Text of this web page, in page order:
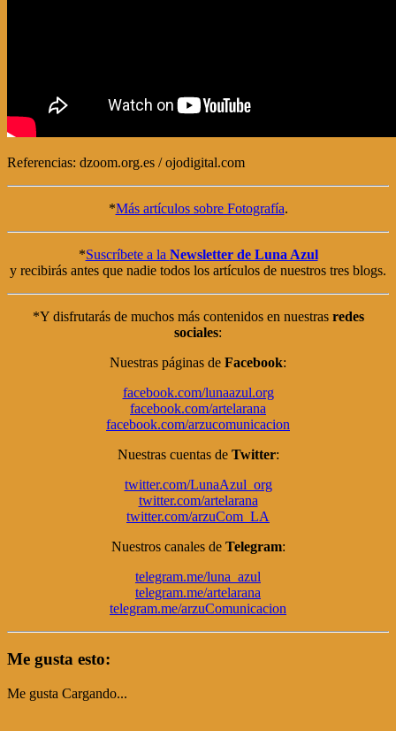
Referencias: dzoom.org.es / ojodigital.com
*Más artículos sobre Fotografía.
*Suscríbete a la Newsletter de Luna Azul
y recibirás antes que nadie todos los artículos de nuestros tres blogs.
*Y disfrutarás de muchos más contenidos en nuestras redes
sociales:
Nuestras páginas de Facebook:
facebook.com/lunaazul.org
facebook.com/artelarana
facebook.com/arzucomunicacion
Nuestras cuentas de Twitter:
twitter.com/LunaAzul_org
twitter.com/artelarana
twitter.com/arzuCom_LA
Nuestros canales de Telegram:
telegram.me/luna_azul
telegram.me/artelarana
telegram.me/arzuComunicacion
Me gusta esto:
Me gusta Cargando...